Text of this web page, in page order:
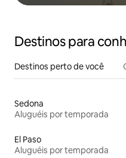
Destinos para
Destinos perto de você
Sedona
Aluguéis por temporada
El Paso
Aluguéis por temporada